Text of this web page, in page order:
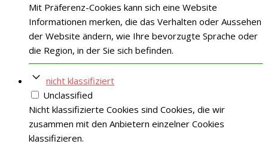
Mit Präferenz-Cookies kann sich eine Website
Informationen merken, die das Verhalten oder Aussehen
der Website ändern, wie Ihre bevorzugte Sprache oder
die Region, in der Sie sich befinden.
nicht klassifiziert
Unclassified
Nicht klassifizierte Cookies sind Cookies, die wir
zusammen mit den Anbietern einzelner Cookies
klassifizieren.